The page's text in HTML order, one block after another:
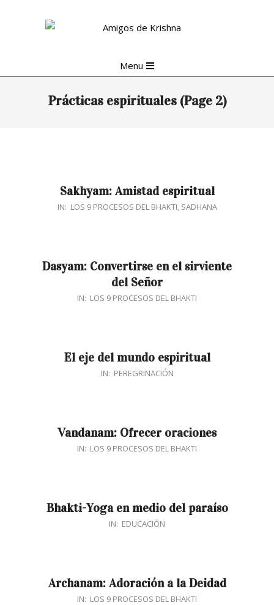
Navigation
Menu
Prácticas espirituales (Page 2)
Sakhyam: Amistad espiritual
2018-IN: LOS 9 PROCESOS DEL BHAKTI, SADHANA
Dasyam: Convertirse en el sirviente
del Señor
IN: LOS 9 PROCESOS DEL BHAKTI
El eje del mundo espiritual
IN: PEREGRINACIÓN
Vandanam: Ofrecer oraciones
IN: LOS 9 PROCESOS DEL BHAKTI
Bhakti-Yoga en medio del paraíso
IN: EDUCACIÓN
Archanam: Adoración a la Deidad
IN: LOS 9 PROCESOS DEL BHAKTI